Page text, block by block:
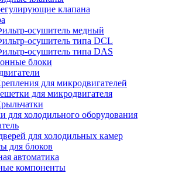
клапана
осушитель медный
осушитель типа DCL
осушитель типа DAS
блоки
для микродвигателей
для микродвигателя
для холодильного оборудования
для холодильных камер
для блоков
автоматика
компоненты